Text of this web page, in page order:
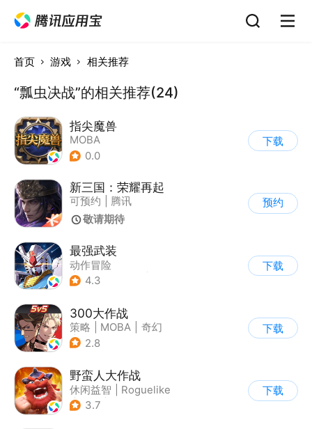
首页 游戏 相关推荐
“瓢虫决战”的相关推荐(24)
指尖魔兽
MOBA
0.0
下载
新三国：荣耀再起
可预约
腾讯
敬请期待
预约
最强武装
动作冒险
| 第三人称射击
4.3
下载
300大作战
策略 MOBA
奇幻
| 5v5
2.8
下载
野蛮人大作战
休闲益智
Roguelike
| 奇幻
3.7
下载